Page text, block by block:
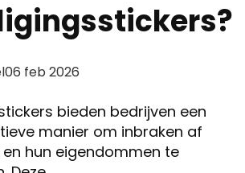
06 feb 2026
bieden bedrijven een
manier om inbraken af
hun eigendommen te